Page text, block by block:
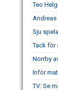
Teo
Sju
Tack för
Norrby
Inför
TV: Se